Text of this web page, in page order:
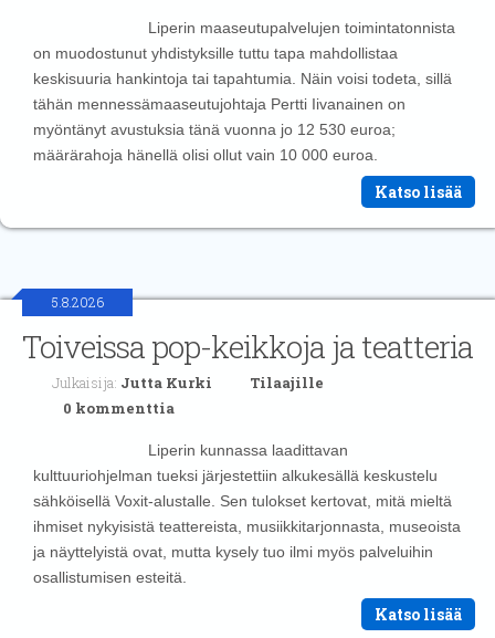
Liperin maaseutupalvelujen toimintatonnista
on muodostunut yhdistyksille tuttu tapa mahdollistaa
keskisuuria hankintoja tai tapahtumia. Näin voisi todeta, sillä
tähän mennessämaaseutujohtaja Pertti Iivanainen on
myöntänyt avustuksia tänä vuonna jo 12 530 euroa;
määrärahoja hänellä olisi ollut vain 10 000 euroa.
Katso lisää
5.8.2026
Toiveissa pop-keikkoja ja teatteria
Julkaisija: Jutta Kurki
Tilaajille
0 kommenttia
Liperin kunnassa laadittavan
kulttuuriohjelman tueksi järjestettiin alkukesällä keskustelu
sähköisellä Voxit-alustalle. Sen tulokset kertovat, mitä mieltä
ihmiset nykyisistä teattereista, musiikkitarjonnasta, museoista
ja näyttelyistä ovat, mutta kysely tuo ilmi myös palveluihin
osallistumisen esteitä.
Katso lisää